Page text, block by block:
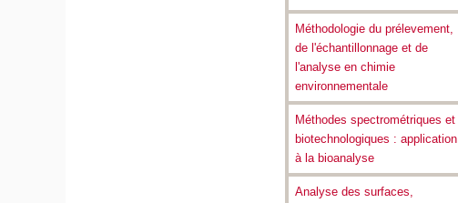
Méthodologie du prélevement,
de l'échantillonnage et de
l'analyse en chimie
environnementale
Méthodes spectrométriques et
biotechnologiques : application
à la bioanalyse
Analyse des surfaces,